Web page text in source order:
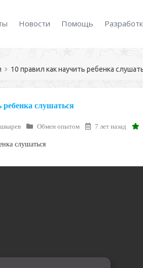
Новости Помощь
10 правил как научить ребенка
ребенка слушаться
Обмен опытом 7 лет назад
слушаться